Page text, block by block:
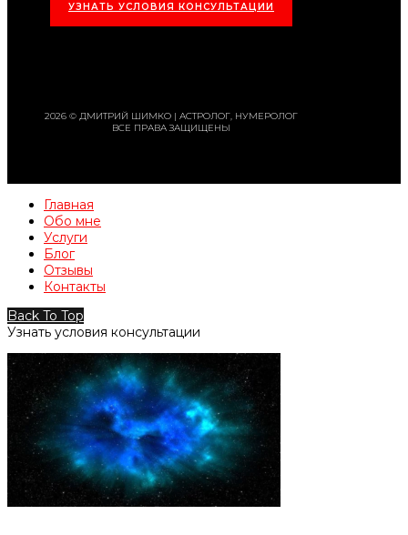
УЗНАТЬ УСЛОВИЯ КОНСУЛЬТАЦИИ
2026 © ДМИТРИЙ ШИМКО | АСТРОЛОГ, НУМЕРОЛОГ
ВСЕ ПРАВА ЗАЩИЩЕНЫ
Главная
Обо мне
Услуги
Блог
Отзывы
Контакты
Back To Top
Узнать условия консультации